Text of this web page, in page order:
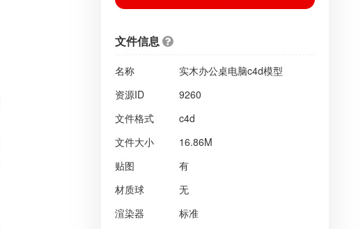
文件信息
名称
实木办公桌电脑c4d模型
资源ID
9260
文件格式
c4d
文件大小
16.86M
贴图
有
材质球
无
渲染器
标准